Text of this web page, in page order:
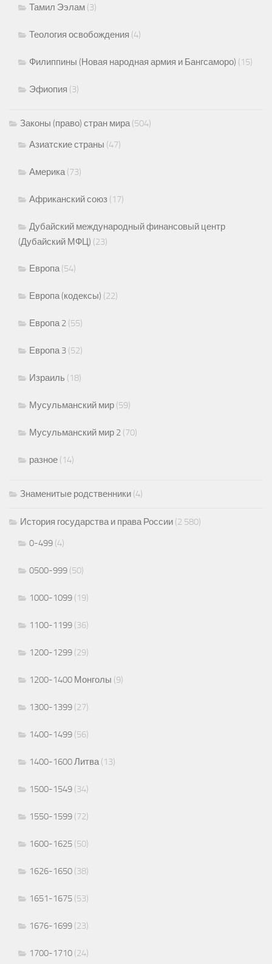
Тамил Ээлам (3)
Теология освобождения (4)
Филиппины (Новая народная армия и Бангсаморо) (15)
Эфиопия (3)
Законы (право) стран мира(504)
Азиатские страны (47)
Америка(73)
Африканский союз (17)
Дубайский международный финансовый центр
(Дубайский МФЦ) (23)
Европа(54)
Европа (кодексы) (22)
Европа 2 (55)
Европа 3 (52)
Израиль (18)
Мусульманский мир (59)
Мусульманский мир 2 (70)
разное (14)
Знаменитые родственники (4)
История государства и права России (2 580)
0-499 (4)
0500-999 (50)
1000-1099 (19)
1100-1199 (36)
1200-1299 (29)
1200-1400 Монголы (9)
1300-1399 (27)
1400-1499 (56)
1400-1600 Литва(13)
1500-1549 (34)
1550-1599 (72)
1600-1625 (50)
1626-1650 (38)
1651-1675 (53)
1676-1699 (23)
1700-1710 (24)